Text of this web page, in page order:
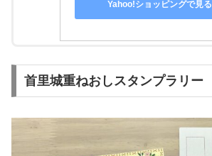
Yahoo!ショッピングで見る
首里城重ねおしスタンプラリー